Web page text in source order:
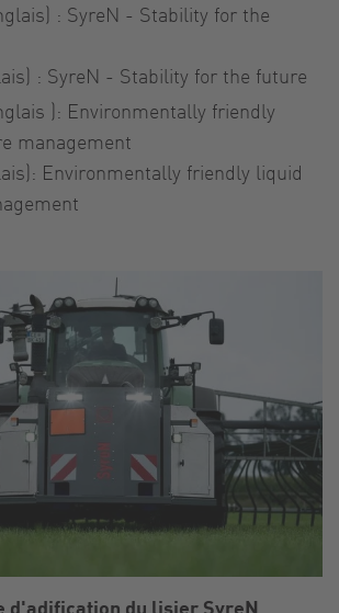
d'adification du lisier SyreN
: SyreN - Stability for the
: SyreN - Stability for the future
): Environmentally friendly
management
Environmentally friendly liquid